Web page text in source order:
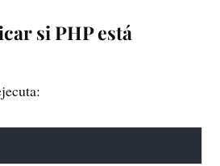
si PHP está